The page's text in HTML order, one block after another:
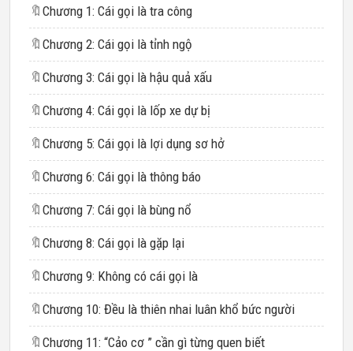
🔖 Chương 1: Cái gọi là tra công
🔖 Chương 2: Cái gọi là tỉnh ngộ
🔖 Chương 3: Cái gọi là hậu quả xấu
🔖 Chương 4: Cái gọi là lốp xe dự bị
🔖 Chương 5: Cái gọi là lợi dụng sơ hở
🔖 Chương 6: Cái gọi là thông báo
🔖 Chương 7: Cái gọi là bùng nổ
🔖 Chương 8: Cái gọi là gặp lại
🔖 Chương 9: Không có cái gọi là
🔖 Chương 10: Đều là thiên nhai luân khổ bức người
🔖 Chương 11: “Cảo cơ ” cần gì từng quen biết